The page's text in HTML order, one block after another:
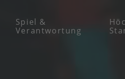
Spiel &
Verantwortung